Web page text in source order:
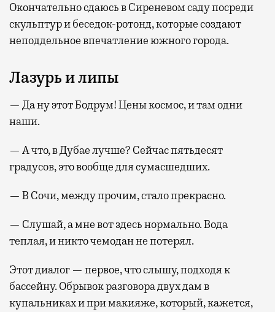
Окончательно сдаюсь в Сиреневом саду посреди
скульптур и беседок-ротонд, которые создают
неподдельное впечатление южного города.
Лазурь и липы
— Да ну этот Бодрум! Цены космос, и там одни
наши.
— А что, в Дубае лучше? Сейчас пятьдесят
градусов, это вообще для сумасшедших.
— В Сочи, между прочим, стало прекрасно.
— Слушай, а мне вот здесь нормально. Вода
теплая, и никто чемодан не потерял.
Этот диалог — первое, что слышу, подходя к
бассейну. Обрывок разговора двух дам в
купальниках и при макияже, который, кажется,